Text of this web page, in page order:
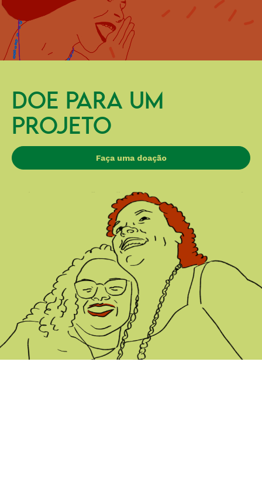
DOE PARA UM
PROJETO
Faça uma doação